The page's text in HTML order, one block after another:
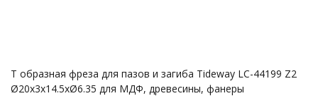
Т образная фреза для пазов и загиба Tideway LC-44199 Z2
Ø20x3x14.5xØ6.35 для МДФ, древесины, фанеры